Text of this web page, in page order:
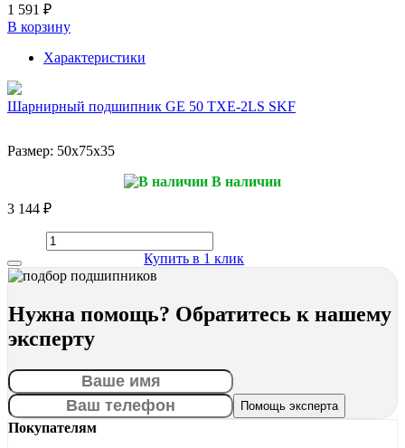
1 591 ₽
В корзину
Характеристики
Шарнирный подшипник GE 50 TXE-2LS SKF
Размер: 50x75x35
В наличии
3 144 ₽
Купить в 1 клик
Нужна помощь? Обратитесь к нашему
эксперту
Покупателям